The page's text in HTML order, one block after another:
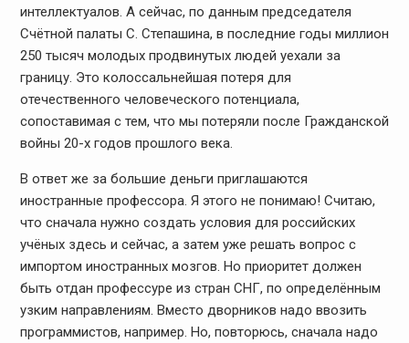
интеллектуалов. А сейчас, по данным председателя
Счётной палаты С. Степашина, в последние годы миллион
250 тысяч молодых продвинутых людей уехали за
границу. Это колоссальнейшая потеря для
отечественного человеческого потенциала,
сопоставимая с тем, что мы потеряли после Гражданской
войны 20-х годов прошлого века.
В ответ же за большие деньги приглашаются
иностранные профессора. Я этого не понимаю! Считаю,
что сначала нужно создать условия для российских
учёных здесь и сейчас, а затем уже решать вопрос с
импортом иностранных мозгов. Но приоритет должен
быть отдан профессуре из стран СНГ, по определённым
узким направлениям. Вместо дворников надо ввозить
программистов, например. Но, повторюсь, сначала надо